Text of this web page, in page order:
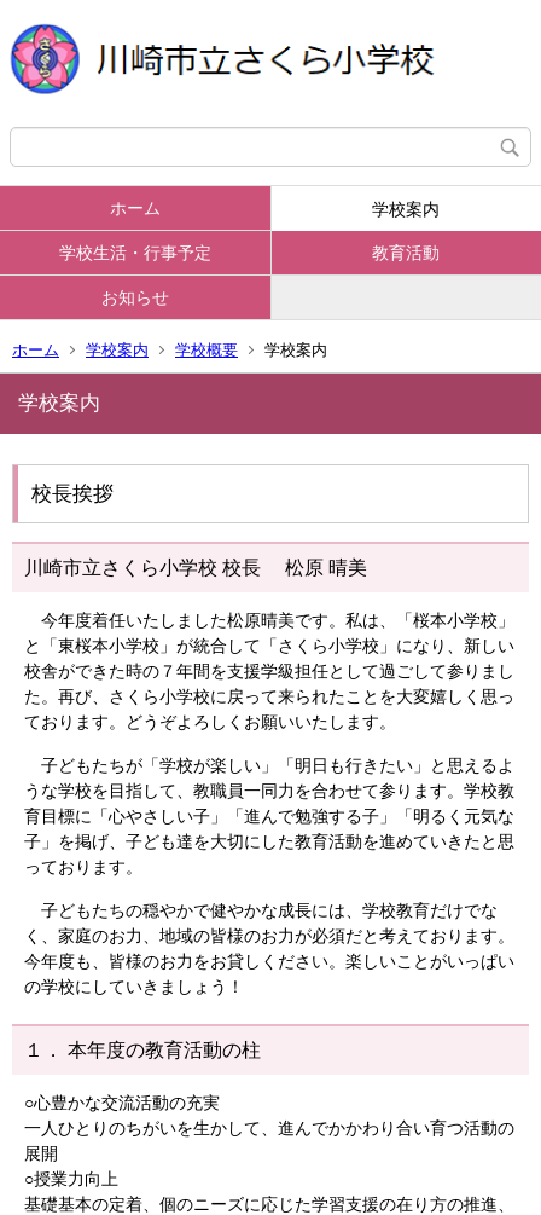
ホーム 学校案内
学校生活・行事予定 教育活動
お知らせ
ホーム 学校案内 学校概要 学校案内
学校案内
校長挨拶
川崎市立さくら小学校 校長 松原 晴美
今年度着任いたしました松原晴美です。私は、「桜本小学校」
と「東桜本小学校」が統合して「さくら小学校」になり、新しい
校舎ができた時の７年間を支援学級担任として過ごして参りまし
た。再び、さくら小学校に戻って来られたことを大変嬉しく思っ
ております。どうぞよろしくお願いいたします。
子どもたちが「学校が楽しい」「明日も行きたい」と思えるよ
うな学校を目指して、教職員一同力を合わせて参ります。学校教
育目標に「心やさしい子」「進んで勉強する子」「明るく元気な
子」を掲げ、子ども達を大切にした教育活動を進めていきたと思
っております。
子どもたちの穏やかで健やかな成長には、学校教育だけでな
く、家庭のお力、地域の皆様のお力が必須だと考えております。
今年度も、皆様のお力をお貸しください。楽しいことがいっぱい
の学校にしていきましょう！
１． 本年度の教育活動の柱
○心豊かな交流活動の充実
一人ひとりのちがいを生かして、進んでかかわり合い育つ活動の
展開
○授業力向上
基礎基本の定着、個のニーズに応じた学習支援の在り方の推進、